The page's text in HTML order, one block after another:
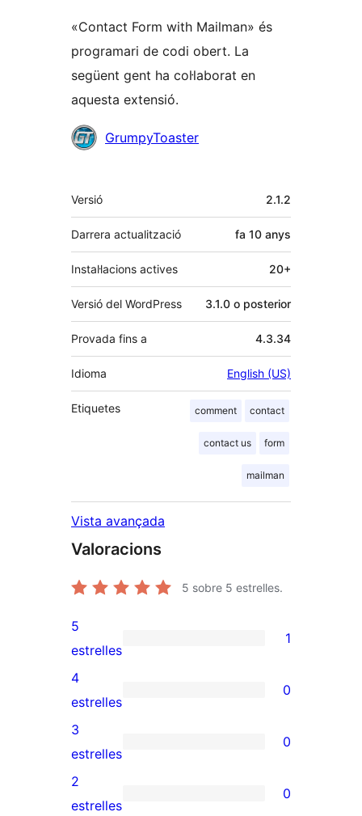
«Contact Form with Mailman» és
programari de codi obert. La
següent gent ha col·laborat en
aquesta extensió.
Col·laboradors
GrumpyToaster
Meta
Versió 2.1.2
Darrera actualització fa 10 anys
Instal·lacions actives 20+
Versió del WordPress 3.1.0 o posterior
Provada fins a 4.3.34
Idioma English (US)
Etiquetes comment contact
contact us form
mailman
Vista avançada
Valoracions
5 sobre 5 estrelles.
1
valoració
de
5
estrelles
5
estrelles
1
0
valoracions
de
4
estrelles
4
estrelles
0
0
valoracions
de
3
estrelles
0
0
2
estrelles
0